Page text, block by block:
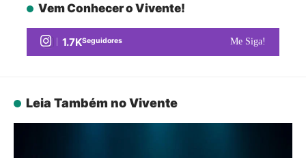
Vem Conhecer o Vivente!
1.7KSeguidores Me Siga!
Leia Também no Vivente